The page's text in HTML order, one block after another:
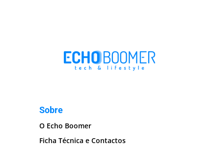
Sobre
O Echo Boomer
Ficha Técnica e Contactos